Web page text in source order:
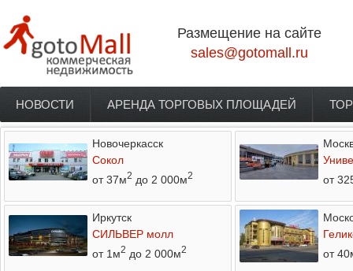
Размещение на сайте
sales@gotomall.ru
Главное меню
НОВОСТИ АРЕНДА ТОРГОВЫХ ПЛОЩАДЕЙ
Новочеркасск
Сокол
от 37м2 до 2 000м2
от
Иркутск
СИЛЬВЕР молл
от 1м2 до 2 000м2
от